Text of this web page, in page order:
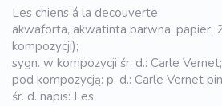
Les chiens á la decouverte
akwaforta, akwatinta barwna, papier;
kompozycji);
sygn. w kompozycji śr. d.: Carle Vernet;
pod kompozycją: p. d.: Carle Vernet
śr. d. napis: Les